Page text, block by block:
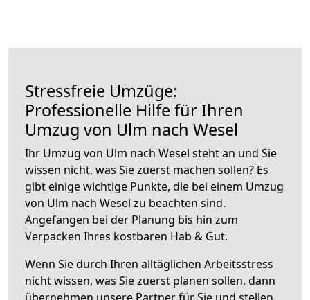
Stressfreie Umzüge:
Professionelle Hilfe für Ihren
Umzug von Ulm nach Wesel
Ihr Umzug von Ulm nach Wesel steht an und Sie
wissen nicht, was Sie zuerst machen sollen? Es
gibt einige wichtige Punkte, die bei einem Umzug
von Ulm nach Wesel zu beachten sind.
Angefangen bei der Planung bis hin zum
Verpacken Ihres kostbaren Hab & Gut.
Wenn Sie durch Ihren alltäglichen Arbeitsstress
nicht wissen, was Sie zuerst planen sollen, dann